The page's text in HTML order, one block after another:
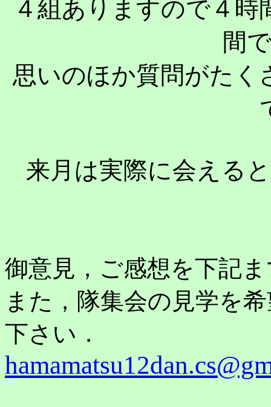
４組ありますので４
間
思いのほか質問がたく
来月は実際に会える
御意見，ご感想を下記
また，隊集会の見学を
下さい．